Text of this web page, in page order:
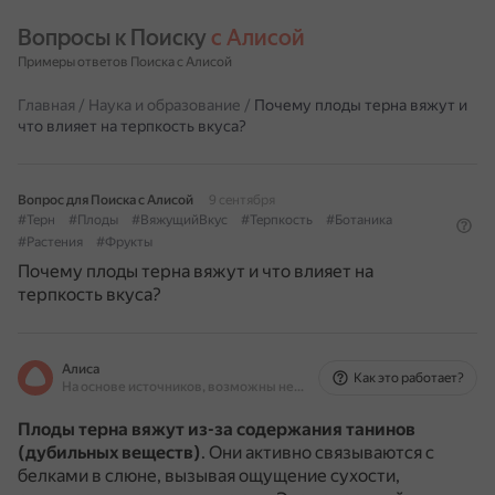
Вопросы к Поиску с Алисой
Примеры ответов Поиска с Алисой
Главная / Наука и образование / Почему плоды терна вяжут и
что влияет на терпкость вкуса?
Вопрос для Поиска с Алисой
9 сентября
#Терн
#Плоды #ВяжущийВкус #Терпкость
#Ботаника
#Растения
#Фрукты
Почему плоды терна вяжут и что влияет на
терпкость вкуса?
Алиса
На основе источников, возможны неточности
Как это работает?
Плоды терна вяжут из-за содержания танинов
(дубильных веществ). Они активно связываются с
белками в слюне, вызывая ощущение сухости,